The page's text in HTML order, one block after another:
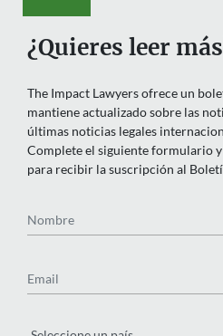
¿Quieres leer
The Impact Lawyers ofrece un
mantiene actualizado sobre las
últimas noticias legales
Complete el siguiente formulario
para recibir la suscripción al